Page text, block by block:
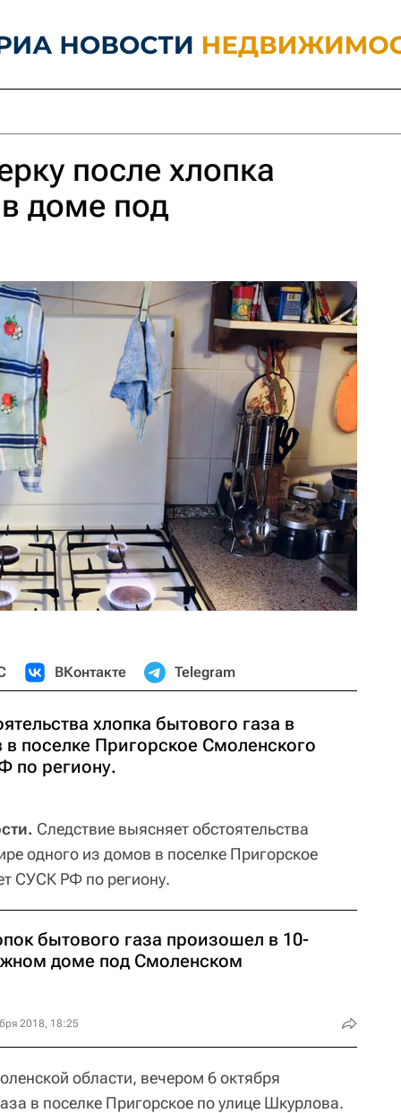
после хлопка
доме под
ВКонтакте Telegram
хлопка бытового газа в
поселке Пригорское Смоленского
по региону.
Следствие выясняет обстоятельства
одного из домов в поселке Пригорское
СУСК РФ по региону.
бытового газа произошел в 10-
доме под Смоленском
2018, 18:25
области, вечером 6 октября
в поселке Пригорское по улице Шкурлова.